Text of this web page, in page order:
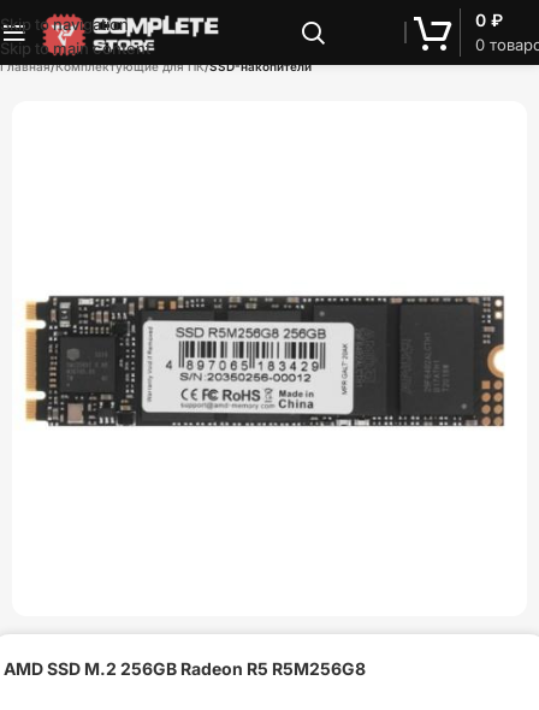
Skip to navigation
Skip to main content
0
0 ₽
Главная Комплектующие для ПК SSD-накопители
AMD SSD M.2 256GB Radeon R5 R5M256G8